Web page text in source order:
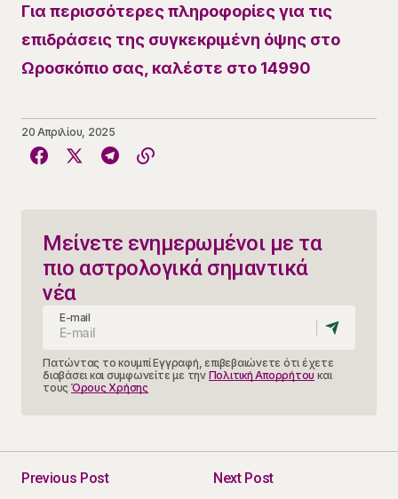
Για περισσότερες πληροφορίες για τις
επιδράσεις της συγκεκριμένη όψης στο
Ωροσκόπιο σας, καλέστε στο 14990
20 Απριλίου, 2025
Μείνετε ενημερωμένοι με τα
πιο αστρολογικά σημαντικά
νέα
E-mail
Πατώντας το κουμπί Εγγραφή, επιβεβαιώνετε ότι έχετε
διαβάσει και συμφωνείτε με την Πολιτική Απορρήτου και
τους Όρους Χρήσης
Previous Post
Next Post